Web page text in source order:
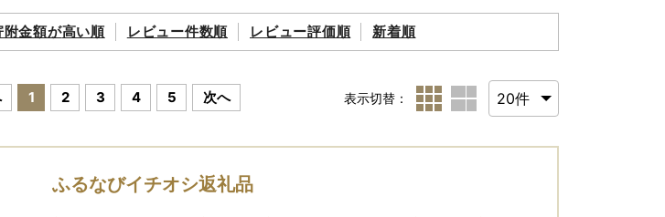
附金額が高い順 レビュー件数順 レビュー評価順 新着順
1 2 3 4 5 次へ 表示切替：
ふるなびイチオシ返礼品